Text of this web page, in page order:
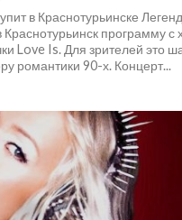
в Краснотурьинске
Краснотурьинск программу с
Love Is. Для зрителей это
романтики 90-х. Концерт...